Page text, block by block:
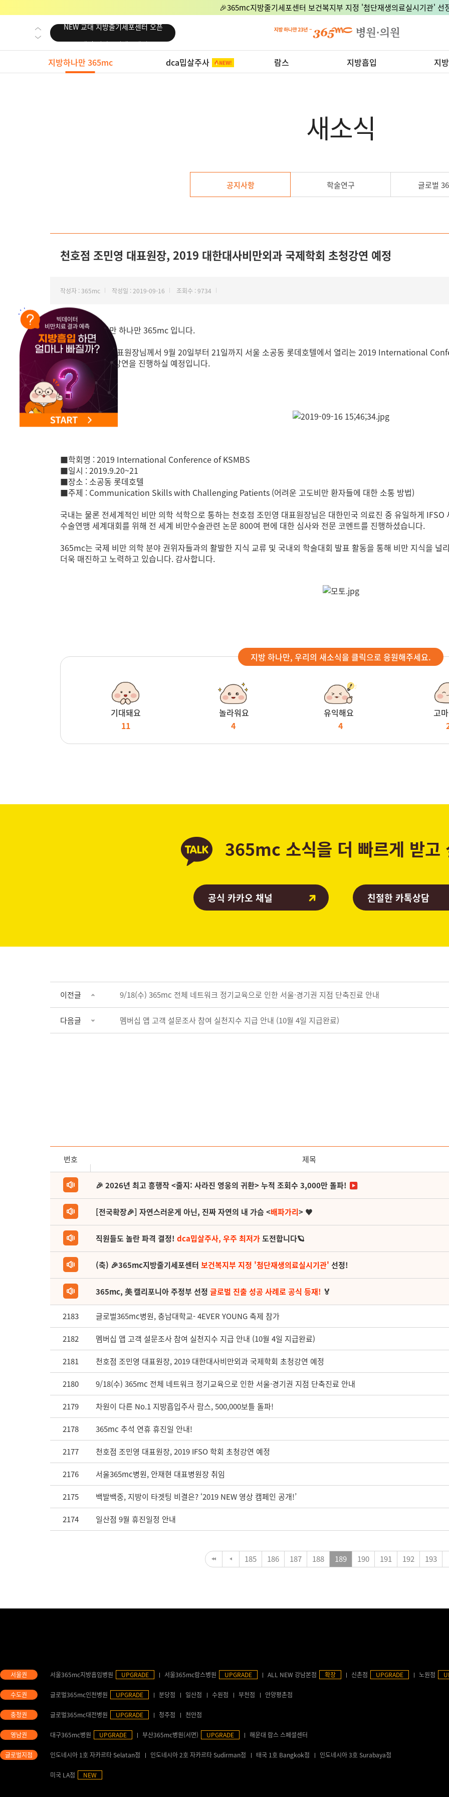
🎉365mc지방줄기세포센터 보건복지부 지정 '첨단재생의료실시기관' 선
NEW 교대 지방줄기세포센터 오픈
NEW 대전 지방줄기세포센터 오픈
NEW 노원 지방줄기세포센터 오픈
NEW 미국 LA점 오픈
지방하나만 365mc dca밉살주사 람스 지방흡입 지
새소식
공지사항 학술연구 글로벌
천호점 조민영 대표원장, 2019 대한대사비만외과 국제학회 초청강연 예정
작성자 : 365mc 작성일 : 2019-09-16 조회수 : 9734
안녕하세요. 비만 하나만 365mc 입니다.
천호점 조민영 대표원장님께서 9월 20일부터 21일까지 서울 소공동 롯데호텔에서 열리는 2019 International
회) 에 초청되어 강연을 진행하실 예정입니다.
■학회명 : 2019 International Conference of KSMBS
■일시 : 2019.9.20~21
■장소 : 소공동 롯데호텔
■주제 : Communication Skills with Challenging Patients (어려운 고도비만 환자들에 대한 소통 방법)
국내는 물론 전세계적인 비만 의학 석학으로 통하는 천호점 조민영 대표원장님은 대한민국 의료진 중 유일하게
수술연맹 세계대회를 위해 전 세계 비만수술관련 논문 800여 편에 대한 심사와 전문 코멘트를 진행하셨습니다.
365mc는 국제 비만 의학 분야 권위자들과의 활발한 지식 교류 및 국내외 학술대회 발표 활동을 통해 비만 지식을 널
더욱 매진하고 노력하고 있습니다. 감사합니다.
지방 하나만, 우리의 새소식을 클릭으로 응원해주세요.
기대돼요
11
놀라워요
4
유익해요
4
고
365mc 소식을 더 빠르게 받고
공식 카카오 채널 친절한 카톡상담
이전글 9/18(수) 365mc 전체 네트워크 정기교육으로 인한 서울·경기권 지점 단축진료 안내
다음글 멤버십 앱 고객 설문조사 참여 실천지수 지급 안내 (10월 4일 지급완료)
번호 제목
🎉 2026년 최고 흥행작 <줄지: 사라진 영웅의 귀환> 누적 조회수 3,000만 돌파!
[전국확장🎉] 자연스러운게 아닌, 진짜 자연의 내 가슴 <배파가리> ♥
직원들도 놀란 파격 결정! dca밉살주사, 우주 최저가도전합니다🪐
(축) 🎉365mc지방줄기세포센터 보건복지부 지정 '첨단재생의료실시기관' 선정!
365mc, 美 캘리포니아 주정부 선정 글로벌 진출 성공 사례로 공식 등재! 🏅
2183 글로벌365mc병원, 충남대학교- 4EVER YOUNG 축제 참가
2182 멤버십 앱 고객 설문조사 참여 실천지수 지급 안내 (10월 4일 지급완료)
2181 천호점 조민영 대표원장, 2019 대한대사비만외과 국제학회 초청강연 예정
2180 9/18(수) 365mc 전체 네트워크 정기교육으로 인한 서울·경기권 지점 단축진료 안내
2179 차원이 다른 No.1 지방흡입주사 람스, 500,000보틀 돌파!
2178 365mc 추석 연휴 휴진일 안내!
2177 천호점 조민영 대표원장, 2019 IFSO 학회 초청강연 예정
2176 서울365mc병원, 안재현 대표병원장 취임
2175 백발백중, 지방이 타겟팅 비결은? ‘2019 NEW 영상 캠페인 공개!’
2174 일산점 9월 휴진일정 안내
185 186 187 188 189 190 191 192 193
서울365mc지방흡입병원 UPGRADE 서울365mc람스병원 UPGRADE ALL NEW 강남본점 확장 신촌점 UPGRADE 노원점
글로벌365mc인천병원 UPGRADE 분당점 일산점 수원점 부천점 안양평촌점
글로벌365mc대전병원 UPGRADE 청주점 천안점
대구365mc병원 UPGRADE 부산365mc병원(서면) UPGRADE 해운대 람스 스페셜센터
인도네시아 1호 자카르타 Selatan점 인도네시아 2호 자카르타 Sudirman점 태국 1호 Bangkok점 인도네시아 3호 Surabaya점
미국 LA점 NEW